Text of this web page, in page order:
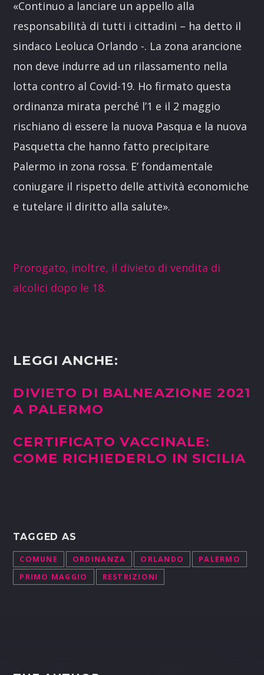
«Continuo a lanciare un appello alla
responsabilità di tutti i cittadini – ha detto il
sindaco Leoluca Orlando -. La zona arancione
non deve indurre ad un rilassamento nella
lotta contro al Covid-19. Ho firmato questa
ordinanza mirata perché l’1 e il 2 maggio
rischiano di essere la nuova Pasqua e la nuova
Pasquetta che hanno fatto precipitare
Palermo in zona rossa. E’ fondamentale
coniugare il rispetto delle attività economiche
e tutelare il diritto alla salute».
Prorogato, inoltre, il divieto di vendita di
alcolici dopo le 18.
LEGGI ANCHE:
DIVIETO DI BALNEAZIONE 2021
A PALERMO
CERTIFICATO VACCINALE:
COME RICHIEDERLO IN SICILIA
TAGGED AS
COMUNE ORDINANZA ORLANDO
PALERMO
PRIMO MAGGIO
RESTRIZIONI